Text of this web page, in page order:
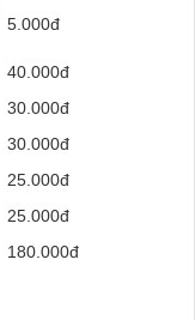
5.000đ
40.000đ
30.000đ
30.000đ
25.000đ
25.000đ
180.000đ